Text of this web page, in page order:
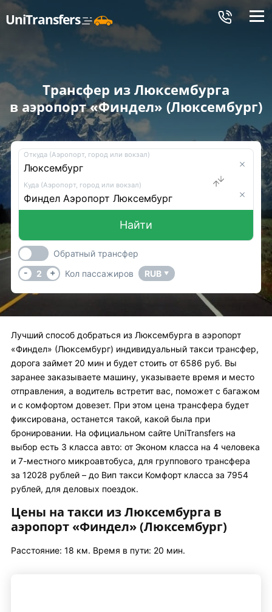
UniTransfers Меню
Трансфер из Люксембурга
в аэропорт «Финдел» (Люксембург)
Откуда (Аэропорт, город или вокзал)
Куда (Аэропорт, город или вокзал)
Найти
Обратный трансфер
-
2 + Кол пассажиров RUB ▼
Лучший способ добраться из Люксембурга в аэропорт
«Финдел» (Люксембург) индивидуальный такси трансфер,
дорога займет 20 мин и будет стоить от 6586 руб. Вы
заранее заказываете машину, указываете время и место
отправления, а водитель встретит вас, поможет с багажом
и с комфортом довезет. При этом цена трансфера будет
фиксирована, останется такой, какой была при
бронировании. На официальном сайте UniTransfers на
выбор есть 3 класса авто: от Эконом класса на 4 человека
и 7-местного микроавтобуса, для группового трансфера
за 12028 рублей – до Вип такси Комфорт класса за 7954
рублей, для деловых поездок.
Цены на такси из Люксембурга в
аэропорт «Финдел» (Люксембург)
Расстояние: 18 км. Время в пути: 20 мин.